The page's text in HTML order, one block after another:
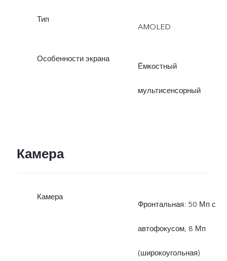
Тип
AMOLED
Особенности экрана
Ёмкостный
мультисенсорный
Камера
Камера
Фронтальная: 50 Мп с
автофокусом, 8 Мп
(широкоугольная)